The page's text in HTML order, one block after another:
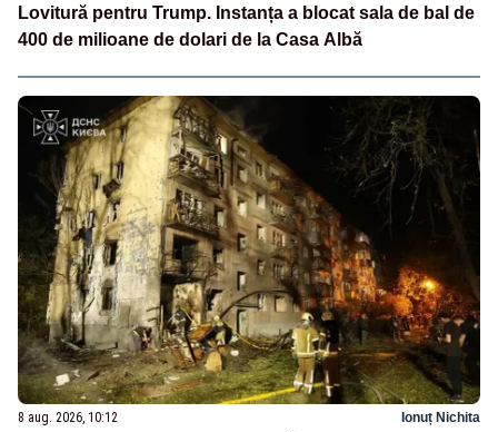
Lovitură pentru Trump. Instanța a blocat sala de bal de
400 de milioane de dolari de la Casa Albă
8 aug. 2026, 10:12 Ionuț Nichita